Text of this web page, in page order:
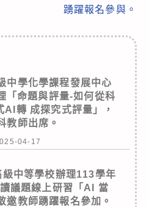
踴躍報名參與。
中學化學課程發展中心
「命題與評量-如何從科
轉 成探究式評量」，
教師出席。
04-17
中等學校辦理113學年
議題線上研習「AI 當
邀教師踴躍報名參加。